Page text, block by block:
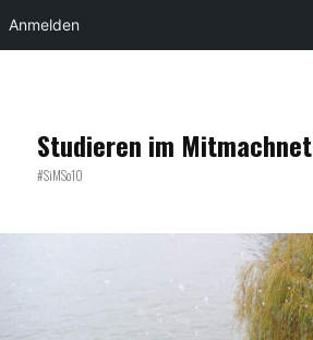
Anmelden
Studieren im
#SiMSo10